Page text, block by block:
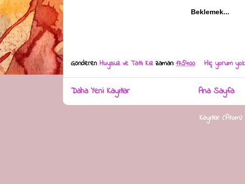
Beklemek...
GönderenHuysuz ve Tatlı Kız zaman:17:54:00 Hiç yorum
Daha Yeni Kayıtlar Ana Sayfa
Kayıtlar (Atom)